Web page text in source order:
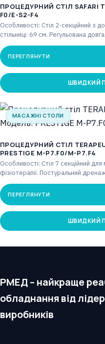
ПРОЦЕДУРНИЙ СТІЛ SAFARI ТИП: PUMA
F0/E-S2-F4
Особливості: Стіл 2-секційний з
стільниці: 69 см. Регульована
ПЕРЕГЛЯНУТИ
ШВИДКИЙ
МАСАЖНІ СТОЛИ
ПРОЦЕДУРНИЙ СТІЛ TERAPEUTA
PRESTIGE М-P7.F0/М-P7.F4
Особливості: Стіл 7 секційний для
фізіотерапії. Постуральний
що керується…
ПЕРЕГЛЯНУТИ
ШВИДКИЙ
РМЕД – найкраще
обладнання від
виробників